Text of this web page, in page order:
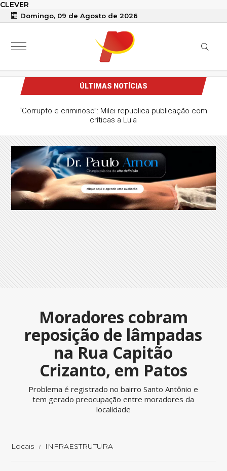
CLEVER
Domingo, 09 de Agosto de 2026
ÚLTIMAS NOTÍCIAS
“Corrupto e criminoso”: Milei republica publicação com
críticas a Lula
Moradores cobram
reposição de lâmpadas
na Rua Capitão
Crizanto, em Patos
Problema é registrado no bairro Santo Antônio e
tem gerado preocupação entre moradores da
localidade
Locais INFRAESTRUTURA